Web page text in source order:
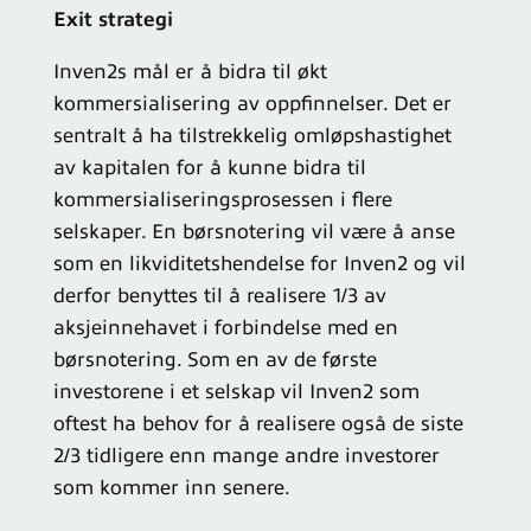
Exit strategi
Inven2s mål er å bidra til økt
kommersialisering av oppfinnelser. Det er
sentralt å ha tilstrekkelig omløpshastighet
av kapitalen for å kunne bidra til
kommersialiseringsprosessen i flere
selskaper. En børsnotering vil være å anse
som en likviditetshendelse for Inven2 og vil
derfor benyttes til å realisere 1/3 av
aksjeinnehavet i forbindelse med en
børsnotering. Som en av de første
investorene i et selskap vil Inven2 som
oftest ha behov for å realisere også de siste
2/3 tidligere enn mange andre investorer
som kommer inn senere.